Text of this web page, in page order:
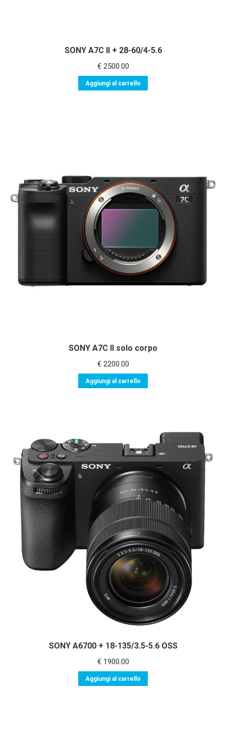
SONY A7C II + 28-60/4-5.6
€2500.00
Aggiungi al carrello
SONY A7C II solo corpo
€2200.00
Aggiungi al carrello
SONY A6700 + 18-135/3.5-5.6 OSS
€1900.00
Aggiungi al carrello